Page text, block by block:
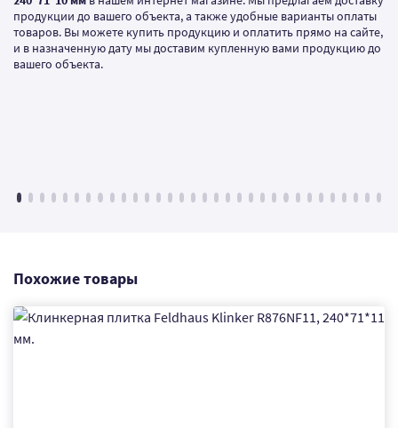
продукции до вашего объекта, а также удобные варианты оплаты
товаров. Вы можете купить продукцию и оплатить прямо на сайте,
и в назначенную дату мы доставим купленную вами продукцию до
вашего объекта.
Похожие товары